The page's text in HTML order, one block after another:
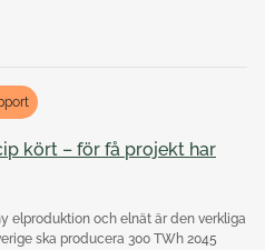
kört – för få projekt har
elproduktion och elnät är den verkliga
ska producera 300 TWh 2045